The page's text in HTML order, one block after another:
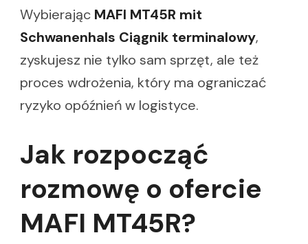
Wybierając MAFI MT45R mit
Schwanenhals Ciągnik terminalowy,
zyskujesz nie tylko sam sprzęt, ale też
proces wdrożenia, który ma ograniczać
ryzyko opóźnień w logistyce.
Jak rozpocząć
rozmowę o ofercie
MAFI MT45R?